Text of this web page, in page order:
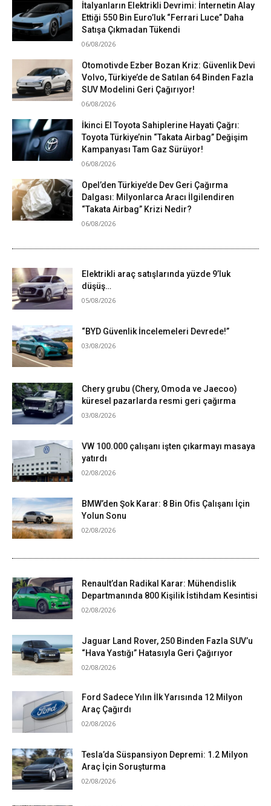
İtalyanların Elektrikli Devrimi: İnternetin Alay
Ettiği 550 Bin Euro’luk “Ferrari Luce” Daha
Satışa Çıkmadan Tükendi
06/08/2026
Otomotivde Ezber Bozan Kriz: Güvenlik Devi
Volvo, Türkiye’de de Satılan 64 Binden Fazla
SUV Modelini Geri Çağırıyor!
06/08/2026
İkinci El Toyota Sahiplerine Hayati Çağrı:
Toyota Türkiye’nin “Takata Airbag” Değişim
Kampanyası Tam Gaz Sürüyor!
06/08/2026
Opel’den Türkiye’de Dev Geri Çağırma
Dalgası: Milyonlarca Aracı İlgilendiren
“Takata Airbag” Krizi Nedir?
06/08/2026
Elektrikli araç satışlarında yüzde 9’luk
düşüş…
05/08/2026
“BYD Güvenlik İncelemeleri Devrede!”
03/08/2026
Chery grubu (Chery, Omoda ve Jaecoo)
küresel pazarlarda resmi geri çağırma
03/08/2026
VW 100.000 çalışanı işten çıkarmayı masaya
yatırdı
02/08/2026
BMW’den Şok Karar: 8 Bin Ofis Çalışanı İçin
Yolun Sonu
02/08/2026
Renault’dan Radikal Karar: Mühendislik
Departmanında 800 Kişilik İstihdam Kesintisi
02/08/2026
Jaguar Land Rover, 250 Binden Fazla SUV’u
“Hava Yastığı” Hatasıyla Geri Çağırıyor
02/08/2026
Ford Sadece Yılın İlk Yarısında 12 Milyon
Araç Çağırdı
02/08/2026
Tesla’da Süspansiyon Depremi: 1.2 Milyon
Araç İçin Soruşturma
02/08/2026